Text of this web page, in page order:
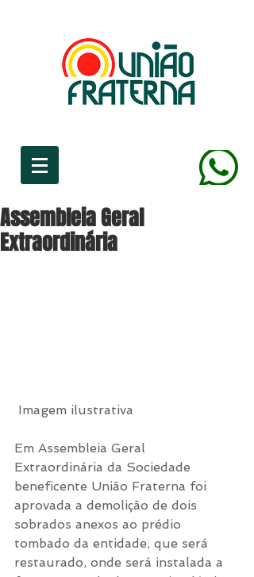
Assembleia Geral
Extraordinária
Imagem ilustrativa
Em Assembleia Geral
Extraordinária da Sociedade
beneficente União Fraterna foi
aprovada a demolição de dois
sobrados anexos ao prédio
tombado da entidade, que será
restaurado, onde será instalada a